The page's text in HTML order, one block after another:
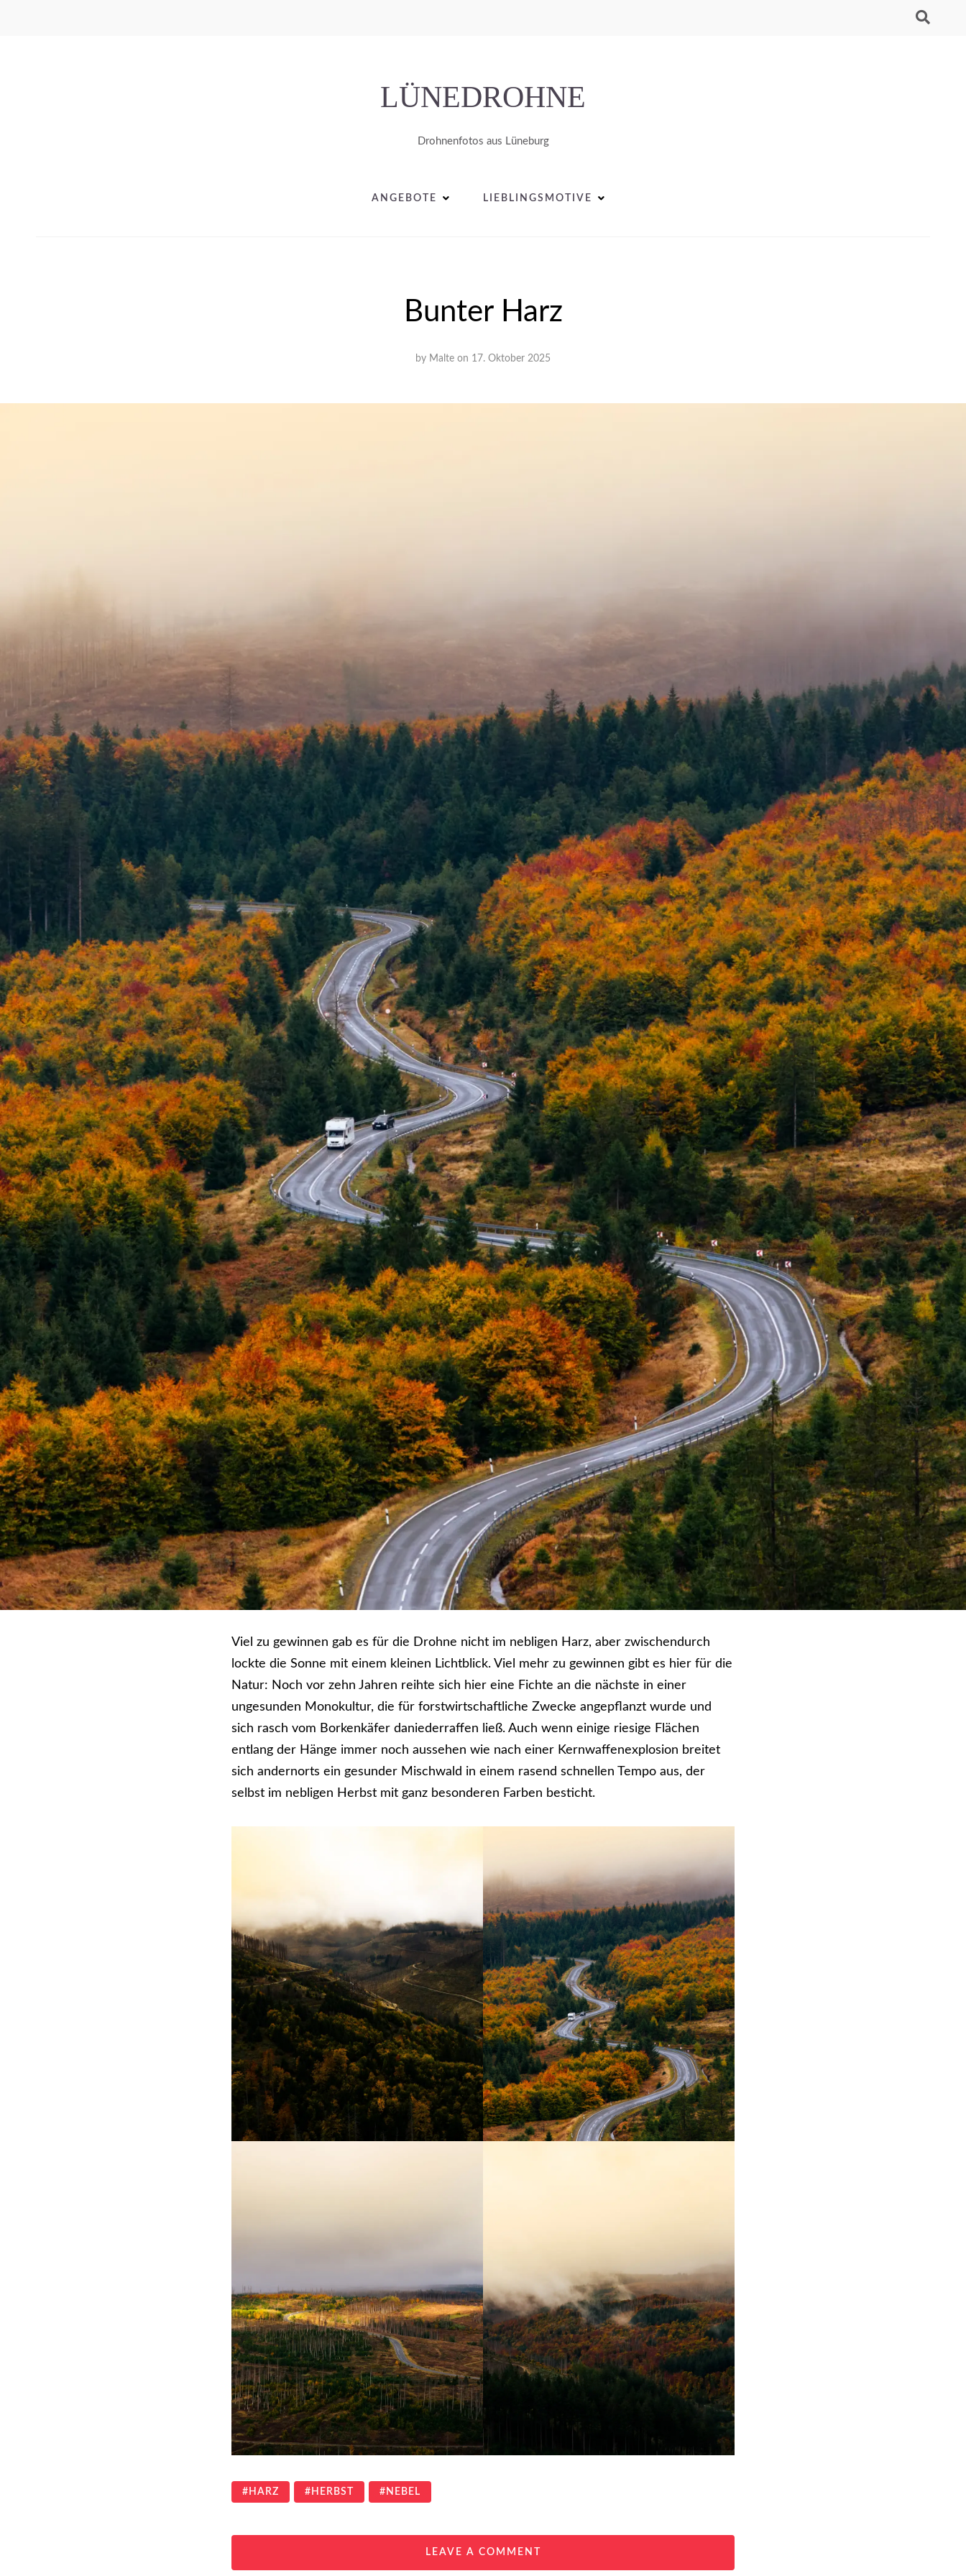
LÜNEDROHNE
Drohnenfotos aus Lüneburg
ANGEBOTE LIEBLINGSMOTIVE
Bunter Harz
by Malte on 17. Oktober 2025
Viel zu gewinnen gab es für die Drohne nicht im nebligen Harz, aber zwischendurch
lockte die Sonne mit einem kleinen Lichtblick. Viel mehr zu gewinnen gibt es hier für die
Natur: Noch vor zehn Jahren reihte sich hier eine Fichte an die nächste in einer
ungesunden Monokultur, die für forstwirtschaftliche Zwecke angepflanzt wurde und
sich rasch vom Borkenkäfer daniederraffen ließ. Auch wenn einige riesige Flächen
entlang der Hänge immer noch aussehen wie nach einer Kernwaffenexplosion breitet
sich andernorts ein gesunder Mischwald in einem rasend schnellen Tempo aus, der
selbst im nebligen Herbst mit ganz besonderen Farben besticht.
HARZ HERBST NEBEL
LEAVE A COMMENT